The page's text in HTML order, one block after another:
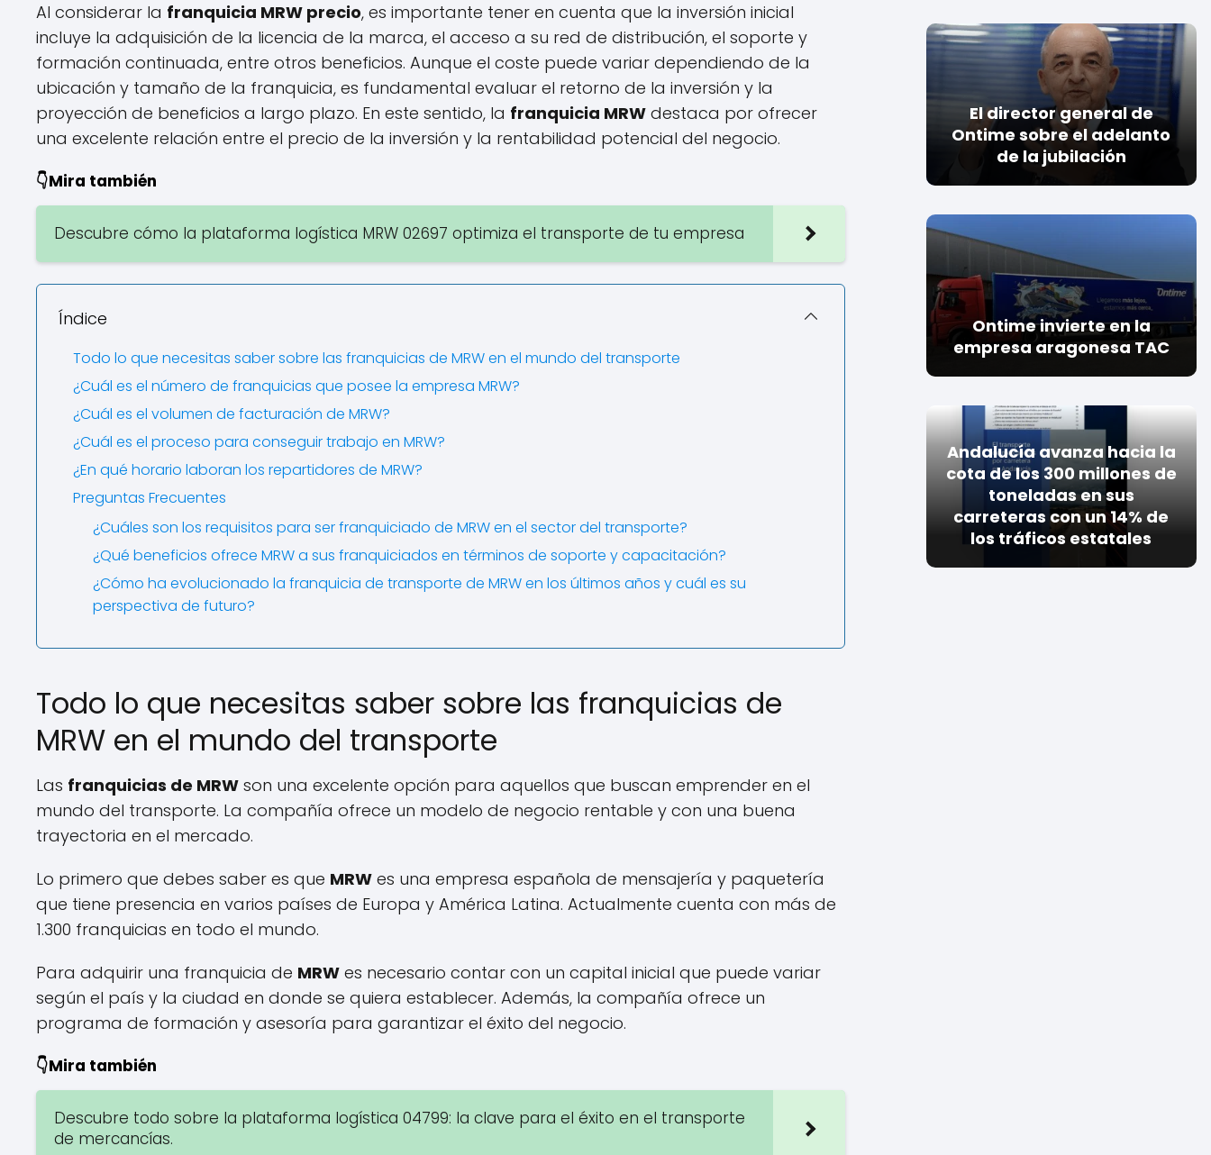
Al considerar la franquicia MRW precio, es importante tener en cuenta que la inversión inicial
incluye la adquisición de la licencia de la marca, el acceso a su red de distribución, el soporte y
formación continuada, entre otros beneficios. Aunque el coste puede variar dependiendo de la
ubicación y tamaño de la franquicia, es fundamental evaluar el retorno de la inversión y la
proyección de beneficios a largo plazo. En este sentido, la franquicia MRW destaca por ofrecer
una excelente relación entre el precio de la inversión y la rentabilidad potencial del negocio.
👇Mira también
Descubre cómo la plataforma logística MRW 02697 optimiza el transporte de tu empresa
Índice
Todo lo que necesitas saber sobre las franquicias de MRW en el mundo del transporte
¿Cuál es el número de franquicias que posee la empresa MRW?
¿Cuál es el volumen de facturación de MRW?
¿Cuál es el proceso para conseguir trabajo en MRW?
¿En qué horario laboran los repartidores de MRW?
Preguntas Frecuentes
¿Cuáles son los requisitos para ser franquiciado de MRW en el sector del transporte?
¿Qué beneficios ofrece MRW a sus franquiciados en términos de soporte y capacitación?
¿Cómo ha evolucionado la franquicia de transporte de MRW en los últimos años y cuál es su
perspectiva de futuro?
Todo lo que necesitas saber sobre las franquicias de
MRW en el mundo del transporte
Las franquicias de MRW son una excelente opción para aquellos que buscan emprender en el
mundo del transporte. La compañía ofrece un modelo de negocio rentable y con una buena
trayectoria en el mercado.
Lo primero que debes saber es que MRW es una empresa española de mensajería y paquetería
que tiene presencia en varios países de Europa y América Latina. Actualmente cuenta con más de
1.300 franquicias en todo el mundo.
Para adquirir una franquicia de MRW es necesario contar con un capital inicial que puede variar
según el país y la ciudad en donde se quiera establecer. Además, la compañía ofrece un
programa de formación y asesoría para garantizar el éxito del negocio.
👇Mira también
Descubre todo sobre la plataforma logística 04799: la clave para el éxito en el transporte
de mercancías.
El director general de
Ontime sobre el adelanto
de la jubilación
Ontime invierte en la
empresa aragonesa TAC
Andalucía avanza hacia la
cota de los 300 millones de
toneladas en sus
carreteras con un 14% de
los tráficos estatales